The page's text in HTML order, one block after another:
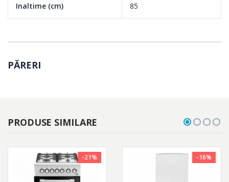
Inaltime (cm) 85
PĂRERI
PRODUSE SIMILARE
-21% -16%